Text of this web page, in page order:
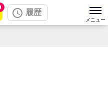
履歴